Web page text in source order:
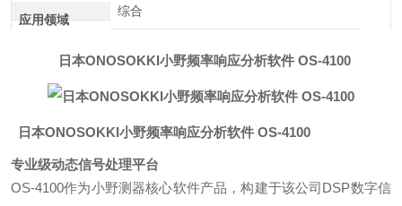
应用领域
综合
日本ONOSOKKI小野频率响应分析软件 OS-4100
日本ONOSOKKI小野频率响应分析软件 OS-4100
专业级动态信号处理平台
OS-4100作为小野测器核心软件产品，构建于该公司DSP数字信